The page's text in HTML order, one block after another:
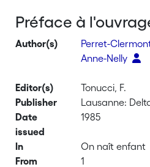
Préface à
Author(s)
Perret-
Anne-Nelly
Editor(s)
Tonucci, F.
Publisher
Lausanne:
Date
issued
1985
In
On naît enfant
From
1